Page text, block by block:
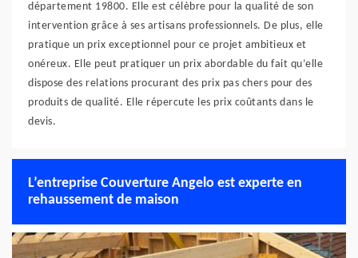
département 19800. Elle est célèbre pour la qualité de son
intervention grâce à ses artisans professionnels. De plus, elle
pratique un prix exceptionnel pour ce projet ambitieux et
onéreux. Elle peut pratiquer un prix abordable du fait qu’elle
dispose des relations procurant des prix pas chers pour des
produits de qualité. Elle répercute les prix coûtants dans le
devis.
L’entreprise Couverture Angelo est experte en
rehaussement de maison